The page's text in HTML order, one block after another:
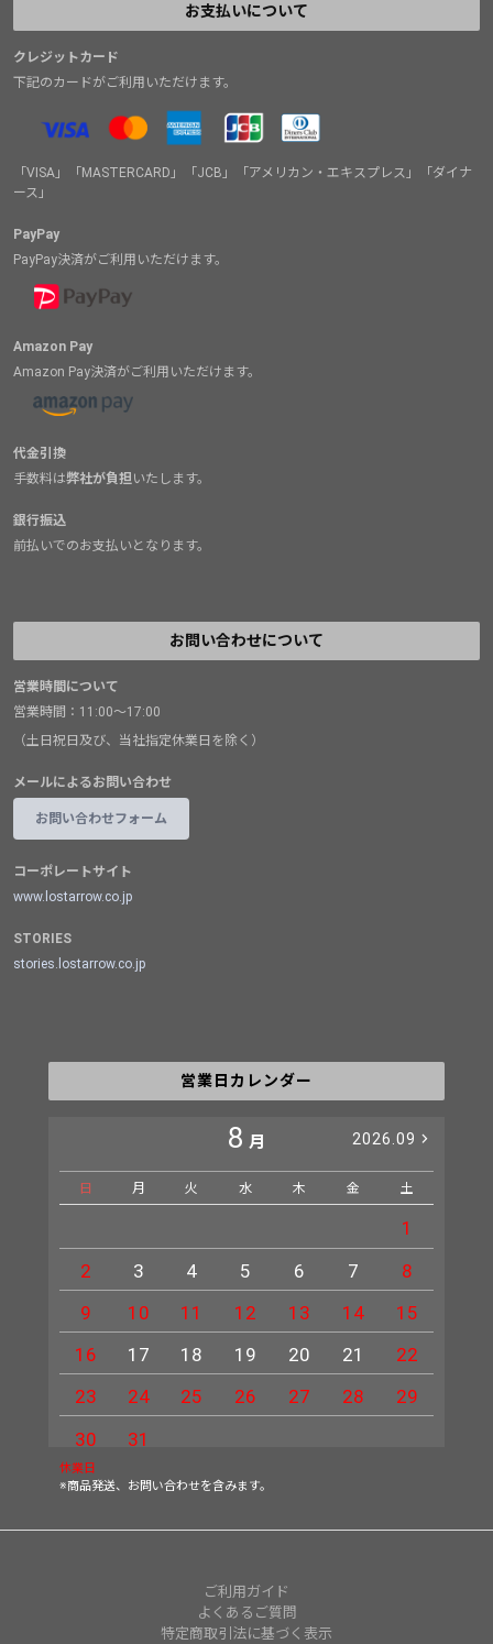
お支払いについて
クレジットカード
下記のカードがご利用いただけます。
「VISA」「MASTERCARD」「JCB」「アメリカン・エキスプレス」「ダイナ
ース」
PayPay
PayPay決済がご利用いただけます。
Amazon Pay
Amazon Pay決済がご利用いただけます。
代金引換
手数料は弊社が負担いたします。
銀行振込
前払いでのお支払いとなります。
お問い合わせについて
営業時間について
営業時間：11:00～17:00
（土日祝日及び、当社指定休業日を除く）
メールによるお問い合わせ
お問い合わせフォーム
コーポレートサイト
www.lostarrow.co.jp
STORIES
stories.lostarrow.co.jp
営業日カレンダー
8 月 2026.09
日 月 火 水 木 金 土
1
2
3 4 5 6 7
8
9
10 11 12 13 14
15
16
17 18 19 20 21
22
23
24 25 26 27 28
29
30
31
休業日
※商品発送、お問い合わせを含みます。
ご利用ガイド
よくあるご質問
特定商取引法に基づく表示